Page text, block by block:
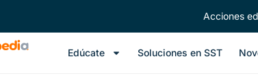
Acciones
Edúcate Soluciones en SST